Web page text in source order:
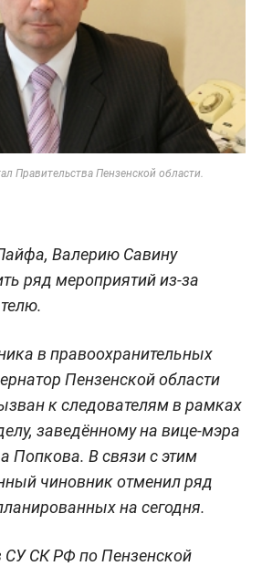
Правительства Пензенской области.
Валерию Савину
ряд мероприятий из-за
в правоохранительных
Пензенской области
к следователям в рамках
заведённому на вице-мэра
Попкова. В связи с этим
чиновник отменил ряд
на сегодня.
СУ СК РФ по Пензенской